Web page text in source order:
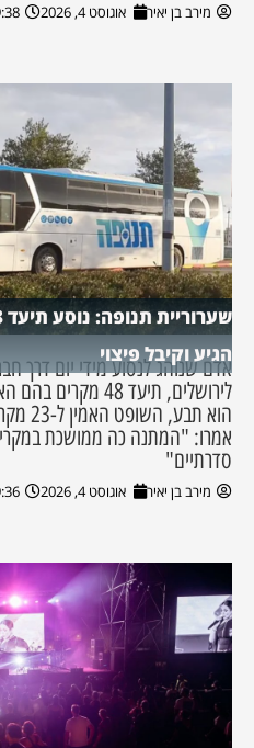
מירב בן יאיר אוגוסט 4, 2026 pm
הגיע וקיבל פיצוי
אדם שנוהג לנסוע מידי יום דרך
לירושלים, תיעד 48
הוא
אמרו: "המתנה כה ממושכת
סדרתיים"
מירב בן יאיר אוגוסט 4, 2026 pm